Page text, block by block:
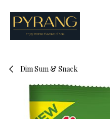
Dim Sum & Snack